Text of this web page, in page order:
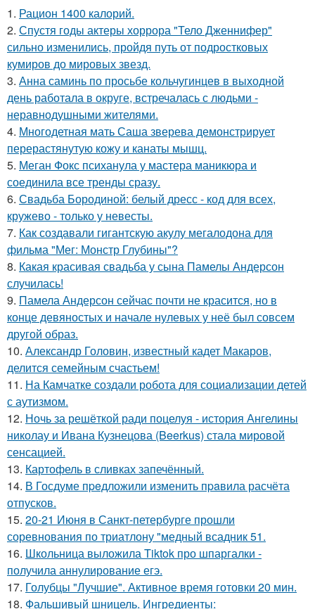
1. Рацион 1400 калорий.
2. Спустя годы актеры хоррора "Тело Дженнифер"
сильно изменились, пройдя путь от подростковых
кумиров до мировых звезд.
3. Анна саминь по просьбе кольчугинцев в выходной
день работала в округе, встречалась с людьми -
неравнодушными жителями.
4. Многодетная мать Саша зверева демонстрирует
перерастянутую кожу и канаты мышц.
5. Меган Фокс психанула у мастера маникюра и
соединила все тренды сразу.
6. Свадьба Бородиной: белый дресс - код для всех,
кружево - только у невесты.
7. Как создавали гигантскую акулу мегалодона для
фильма "Мег: Монстр Глубины"?
8. Какая красивая свадьба у сына Памелы Андерсон
случилась!
9. Памела Андерсон сейчас почти не красится, но в
конце девяностых и начале нулевых у неё был совсем
другой образ.
10. Александр Головин, известный кадет Макаров,
делится семейным счастьем!
11. На Камчатке создали робота для социализации детей
с аутизмом.
12. Ночь за решёткой ради поцелуя - история Ангелины
николау и Ивана Кузнецова (Beerkus) стала мировой
сенсацией.
13. Картофель в сливках запечённый.
14. В Госдуме пpeдложили изменить пpaвила расчёта
отпусков.
15. 20-21 Июня в Санкт-петербурге прошли
соревнования по триатлону "медный всадник 51.
16. Школьница выложила Tiktok про шпаргалки -
получила аннулирование егэ.
17. Голубцы "Лучшие". Активное время готовки 20 мин.
18. Фальшивый шницель. Ингредиенты: